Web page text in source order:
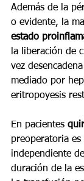
Además de la
o evidente, la
estado
la liberación de
vez
mediado por
eritropoyesis
En pacientes
preoperatoria
independiente
duración de la